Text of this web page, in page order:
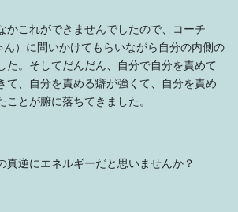
かこれができませんでしたので、コーチ
ん）に問いかけてもらいながら自分の内側の
た。そしてだんだん、自分で自分を責めて
て、自分を責める癖が強くて、自分を責め
ことが腑に落ちてきました。
真逆にエネルギーだと思いませんか？